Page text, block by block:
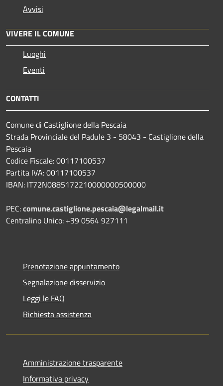
Avvisi
VIVERE IL COMUNE
Luoghi
Eventi
CONTATTI
Comune di Castiglione della Pescaia
Strada Provinciale del Padule 3 - 58043 - Castiglione della
Pescaia
Codice Fiscale: 00117100537
Partita IVA: 00117100537
IBAN: IT72N0885172210000000500000
PEC:comune.castiglione.pescaia@legalmail.it
Centralino Unico: +39 0564 927111
Prenotazione appuntamento
Segnalazione disservizio
Leggi le FAQ
Richiesta assistenza
Amministrazione trasparente
Informativa privacy